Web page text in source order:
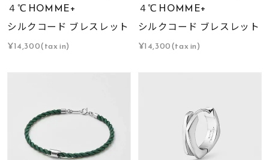
４℃ HOMME+
シルクコード ブレスレット
¥14,300(tax in)
４℃ HOMME+
シルクコード ブレスレット
¥14,300(tax in)